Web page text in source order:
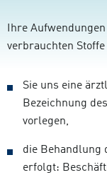
Ihre
verbrauchten
Sie uns eine
Bezeichnung
vorlegen,
die Behandlung
erfolgt: